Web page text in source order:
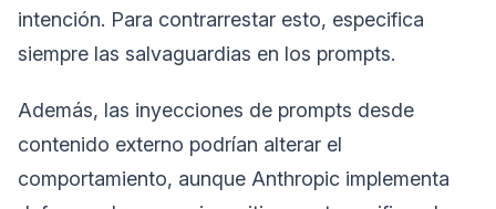
intención. Para contrarrestar esto, especifica
siempre las salvaguardias en los prompts.
Además, las inyecciones de prompts desde
contenido externo podrían alterar el
comportamiento, aunque Anthropic implementa